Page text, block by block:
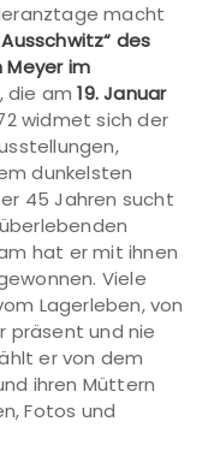
macht
des
Meyer im
, die am19. Januar
widmet sich der
dunkelsten
45 Jahren sucht
hat er mit ihnen
Viele
Lagerleben, von
präsent und nie
er von dem
ihren Müttern
Fotos und